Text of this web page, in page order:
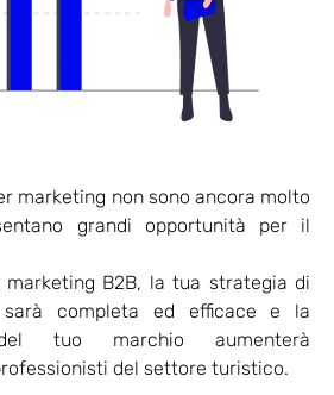
marketing non sono ancora molto
grandi opportunità per il
marketing B2B, la tua strategia di
sarà completa ed efficace e la
del tuo marchio aumenterà
del settore turistico.